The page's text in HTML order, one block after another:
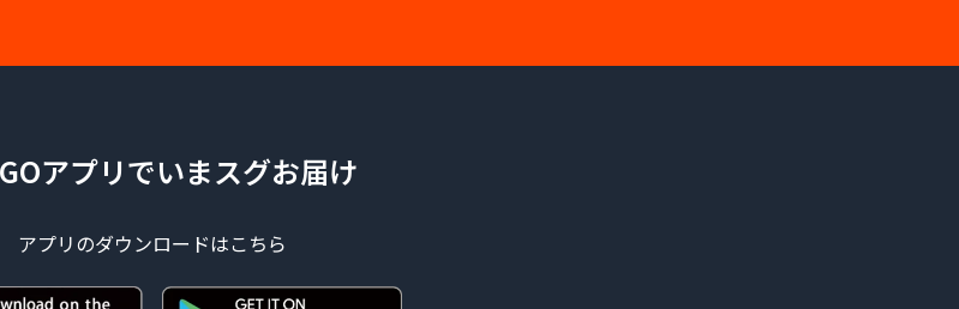
アプリでいまスグお届け
アプリのダウンロードはこちら